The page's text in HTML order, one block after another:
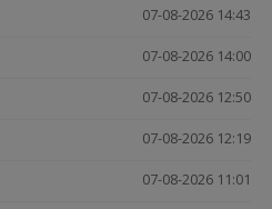
07-08-2026 14:43
07-08-2026 14:00
07-08-2026 12:50
07-08-2026 12:19
07-08-2026 11:01